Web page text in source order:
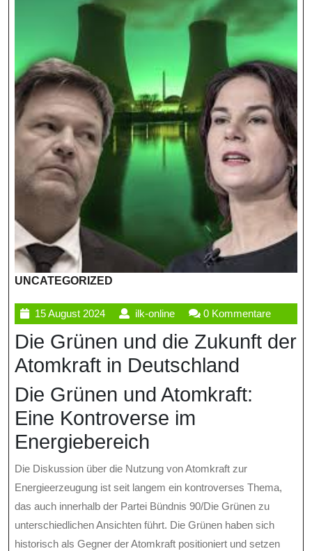
UNCATEGORIZED
15 August 202415
August
2024
ilk-onlineilk-
online
0 Kommentare
Die Grünen und die Zukunft der
Atomkraft in Deutschland
Die Grünen und Atomkraft:
Eine Kontroverse im
Energiebereich
Die Diskussion über die Nutzung von Atomkraft zur
Energieerzeugung ist seit langem ein kontroverses Thema,
das auch innerhalb der Partei Bündnis 90/Die Grünen zu
unterschiedlichen Ansichten führt. Die Grünen haben sich
historisch als Gegner der Atomkraft positioniert und setzen